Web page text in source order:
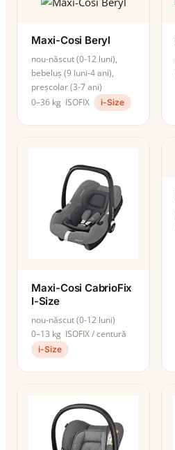
Maxi-Cosi Beryl
nou-născut (0-12 luni),
bebeluș (9 luni-4 ani),
preșcolar (3-7 ani)
0–36 kg ISOFIX i-Size
Maxi-Cosi CabrioFix
I-Size
nou-născut (0-12 luni)
0–13 kg ISOFIX / centură
i-Size